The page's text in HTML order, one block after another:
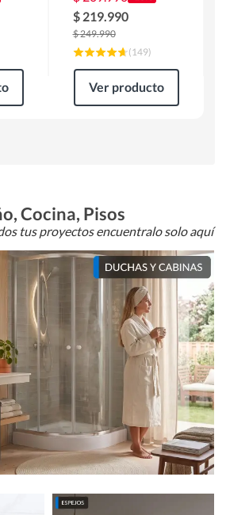
$ 219.990
$249.990
(149)
Ver producto
Cocina, Pisos
tus proyectos encuentralo solo aquí